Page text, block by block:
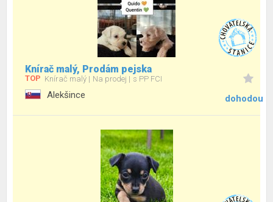
Knírač malý, Prodám pejska
TOP Knírač malý Na prodej s PP FCI
Alekšince dohodou